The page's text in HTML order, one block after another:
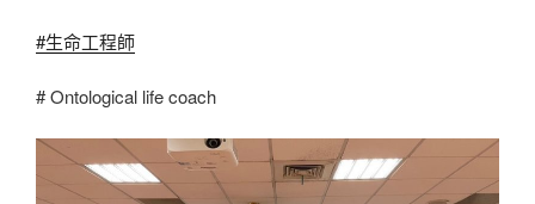
#生命工程師
# Ontological life coach